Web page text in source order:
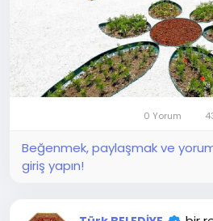
0 Yorum
Beğenmek, paylaşmak ve
giriş yapın!